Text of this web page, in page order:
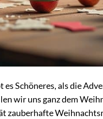
Schöneres, als die
wir uns ganz dem
zauberhafte